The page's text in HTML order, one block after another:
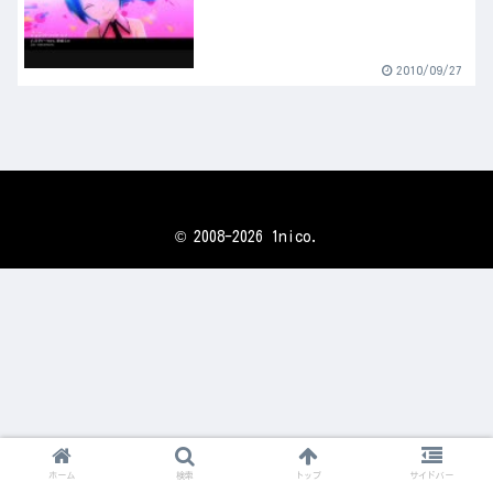
2010/09/27
© 2008-2026 1nico.
ホーム 検索 トップ サイドバー